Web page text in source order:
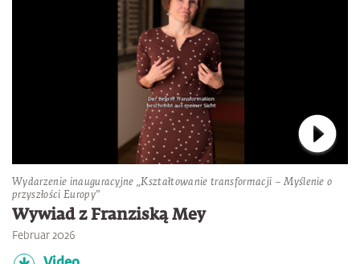
Wydarzenie inauguracyjne „Kształtowanie transformacji – Myślenie o
przyszłości Europy”
Wywiad z Franziską Mey
Februar 2026